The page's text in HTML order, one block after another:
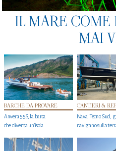
IL MARE COME
MAI
BARCHE DA PROVARE
Anvera 55S, la barca
che diventa un'isola
CANTIERI &
Naval Tecno Sud,
navigano sulla